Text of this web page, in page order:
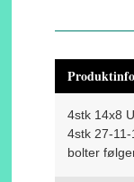
Produktinfo
4stk 14x8
4stk 27-
bolter